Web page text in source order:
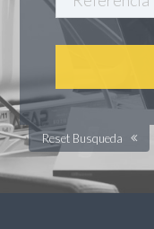
Reset Busqueda